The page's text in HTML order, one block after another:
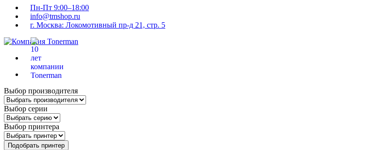
Пн-Пт 9:00–18:00
info@tmshop.ru
г. Москва: Локомотивный пр-д 21, стр. 5
Выбор производителя
Выбор серии
Выбор принтера
Подобрать принтер